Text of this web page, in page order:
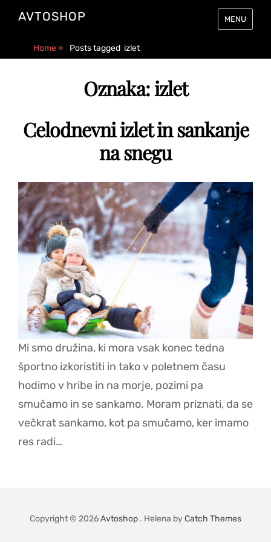
AVTOSHOP MENU
Home» Posts tagged izlet
Oznaka:izlet
Celodnevni izlet in sankanje
na snegu
Mi smo družina, ki mora vsak konec tedna
športno izkoristiti in tako v poletnem času
hodimo v hribe in na morje, pozimi pa
smučamo in se sankamo. Moram priznati, da se
večkrat sankamo, kot pa smučamo, ker imamo
res radi…
Copyright © 2026Avtoshop . Helena byCatch Themes